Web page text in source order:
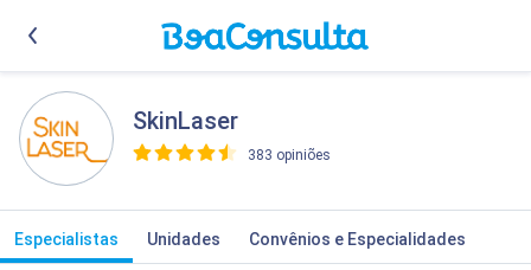
SkinLaser
383 opiniões
Especialistas Unidades Convênios e Especialidades